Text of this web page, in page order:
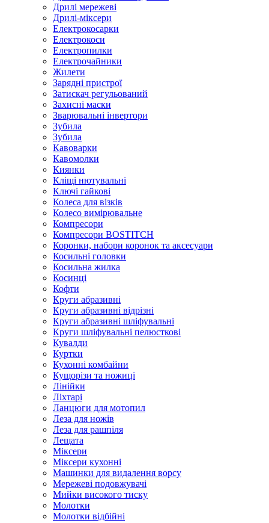
Дрилі мережеві
Дрилі-міксери
Електрокосарки
Електрокоси
Електропилки
Електрочайники
Жилети
Зарядні пристрої
Затискач регульований
Захисні маски
Зварювальні інвертори
Зубила
Зубила
Кавоварки
Кавомолки
Киянки
Кліщі нютувальні
Ключі гайкові
Колеса для візків
Колесо вимірювальне
Компресори
Компресори BOSTITCH
Коронки, набори коронок та аксесуари
Косильні головки
Косильна жилка
Косинці
Кофти
Круги абразивні
Круги абразивні відрізні
Круги абразивні шліфувальні
Круги шліфувальні пелюсткові
Кувалди
Куртки
Кухонні комбайни
Кущорізи та ножиці
Лінійки
Ліхтарі
Ланцюги для мотопил
Леза для ножів
Леза для рашпіля
Лещата
Міксери
Міксери кухонні
Машинки для видалення ворсу
Мережеві подовжувачі
Мийки високого тиску
Молотки
Молотки відбійні